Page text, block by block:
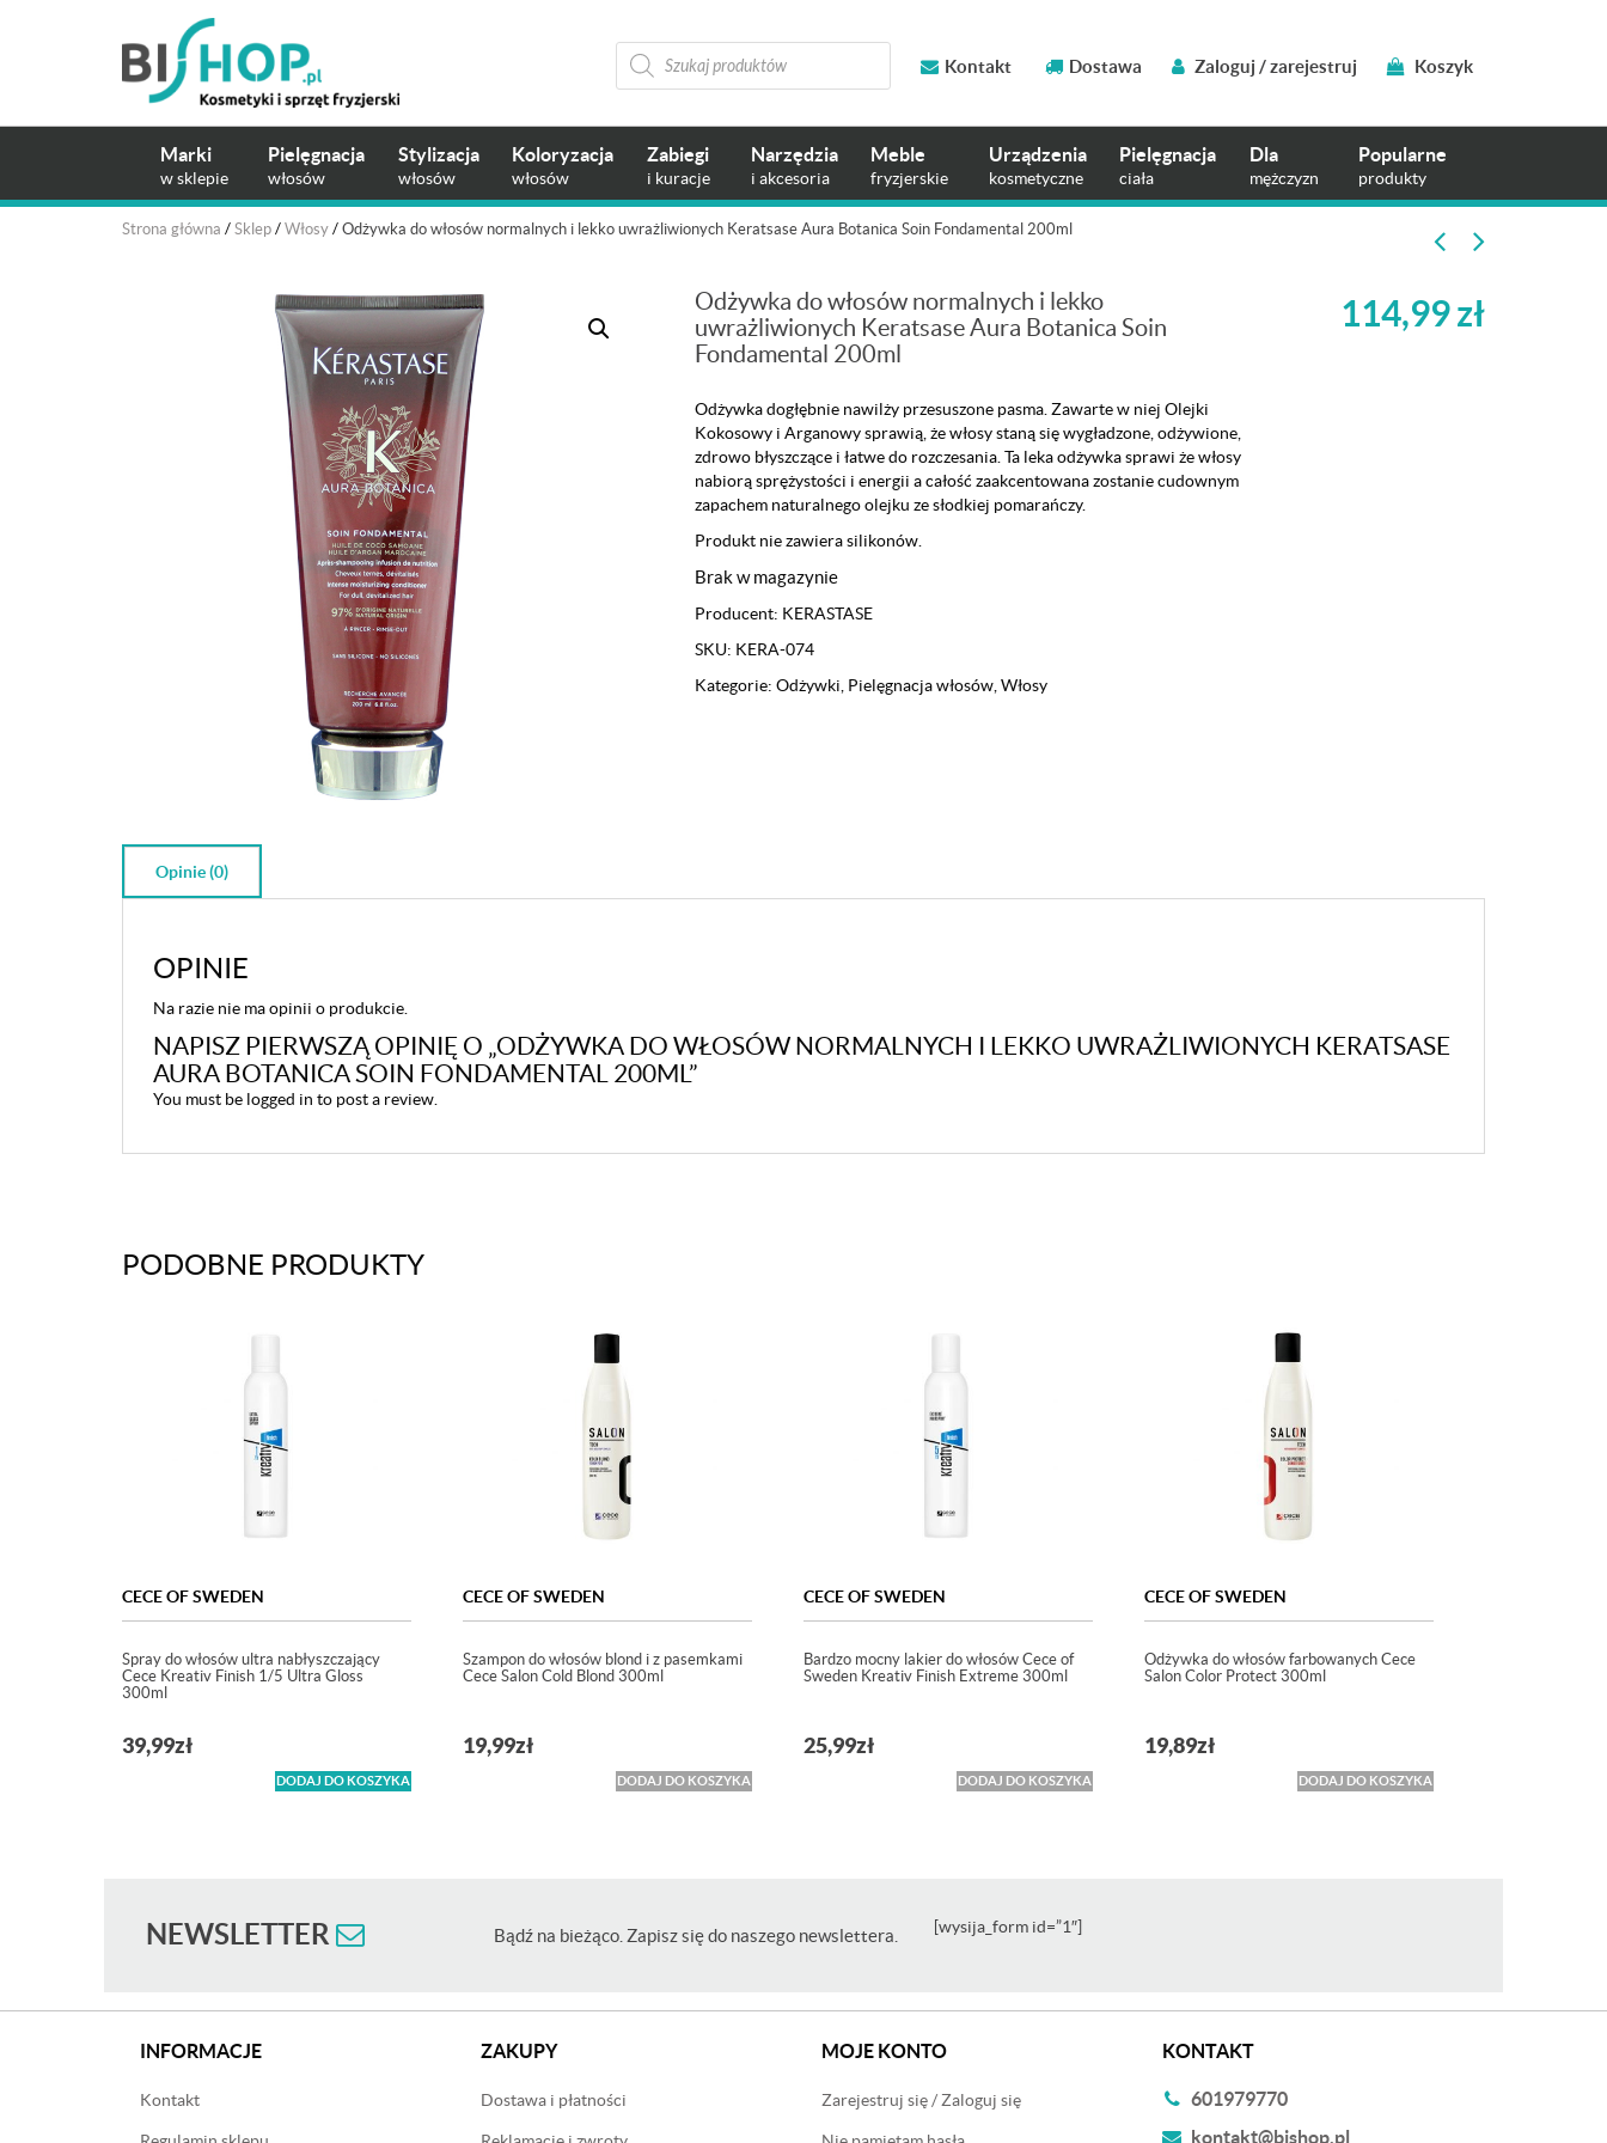
Wyszukiwarka
produktów
Kontakt Dostawa Zaloguj / zarejestruj Koszyk
Marki
w sklepie
Pielęgnacja
włosów
Stylizacja
włosów
Koloryzacja
włosów
Zabiegi
i kuracje
Narzędzia
i akcesoria
Meble
fryzjerskie
Urządzenia
kosmetyczne
Pielęgnacja
ciała
Dla
mężczyzn
Popularne
produkty
Strona główna / Sklep / Włosy / Odżywka do włosów normalnych i lekko uwrażliwionych Keratsase Aura Botanica Soin Fondamental 200ml
Odżywka do włosów normalnych i lekko
uwrażliwionych Keratsase Aura Botanica Soin
Fondamental 200ml
Odżywka dogłębnie nawilży przesuszone pasma. Zawarte w niej Olejki
Kokosowy i Arganowy sprawią, że włosy staną się wygładzone, odżywione,
zdrowo błyszczące i łatwe do rozczesania. Ta leka odżywka sprawi że włosy
nabiorą sprężystości i energii a całość zaakcentowana zostanie cudownym
zapachem naturalnego olejku ze słodkiej pomarańczy.
Produkt nie zawiera silikonów.
Brak w magazynie
Producent: KERASTASE
SKU: KERA-074
Kategorie: Odżywki Pielęgnacja włosów, Włosy
114,99zł
Opinie (0)
OPINIE
Na razie nie ma opinii o produkcie.
NAPISZ PIERWSZĄ OPINIĘ O „ODŻYWKA DO WŁOSÓW NORMALNYCH I LEKKO UWRAŻLIWIONYCH KERATSASE
AURA BOTANICA SOIN FONDAMENTAL 200ML”
You must be logged in to post a review.
PODOBNE PRODUKTY
CECE OF SWEDEN
Spray do włosów ultra nabłyszczający
Cece Kreativ Finish 1/5 Ultra Gloss
300ml
39,99zł
DODAJ DO KOSZYKA
CECE OF SWEDEN
Szampon do włosów blond i z pasemkami
Cece Salon Cold Blond 300ml
19,99zł
DODAJ DO KOSZYKA
CECE OF SWEDEN
Bardzo mocny lakier do włosów Cece of
Sweden Kreativ Finish Extreme 300ml
25,99zł
DODAJ DO KOSZYKA
CECE OF SWEDEN
Odżywka do włosów farbowanych Cece
Salon Color Protect 300ml
19,89zł
DODAJ DO KOSZYKA
NEWSLETTER Bądź na bieżąco. Zapisz się do naszego newslettera. [wysija_form id=”1″]
INFORMACJE
Kontakt
ZAKUPY
Dostawa i płatności
MOJE KONTO
Zarejestruj się / Zaloguj się
KONTAKT
601979770
kontakt@bishop.pl